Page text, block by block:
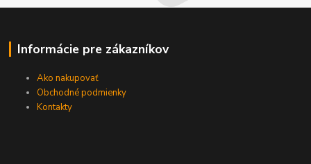
Informácie pre zákazníkov
Ako nakupovať
Obchodné podmienky
Kontakty